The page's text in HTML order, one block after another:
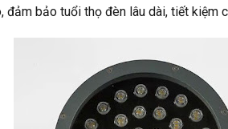
bảo tuổi thọ đèn lâu dài, tiết kiệm